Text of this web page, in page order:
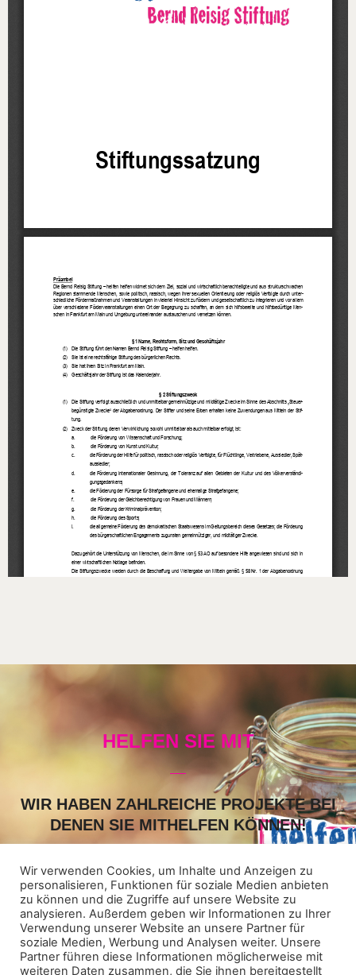
HELFEN SIE MIT
WIR HABEN ZAHLREICHE PROJEKTE BEI
DENEN SIE MITHELFEN KÖNNEN!
dabei, an dem Sie Zeit und Lust haben mitzuwirken. Einfach
anklicken und eintragen.
ICH WILL HELFEN
Wir verwenden Cookies, um Inhalte und Anzeigen zu
personalisieren, Funktionen für soziale Medien anbieten
zu können und die Zugriffe auf unsere Website zu
analysieren. Außerdem geben wir Informationen zu Ihrer
Verwendung unserer Website an unsere Partner für
soziale Medien, Werbung und Analysen weiter. Unsere
Partner führen diese Informationen möglicherweise mit
weiteren Daten zusammen, die Sie ihnen bereitgestellt